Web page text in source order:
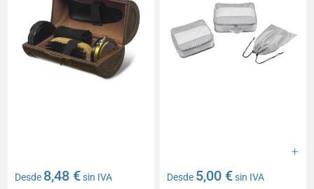
Desde 8,48 €sin IVA Desde 5,00 €sin IVA